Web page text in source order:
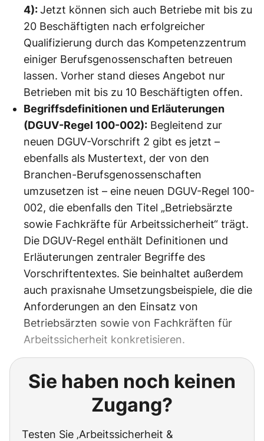
4):Jetzt können sich auch Betriebe mit bis zu
20 Beschäftigten nach erfolgreicher
Qualifizierung durch das Kompetenzzentrum
einiger Berufsgenossenschaften betreuen
lassen. Vorher stand dieses Angebot nur
Betrieben mit bis zu 10 Beschäftigten offen.
Begriffsdefinitionen und Erläuterungen
(DGUV-Regel ­100-002): Begleitend zur
neuen DGUV-Vorschrift 2 gibt es jetzt –
ebenfalls als Mustertext, der von den
Branchen-Berufsgenossenschaften
umzusetzen ist – eine neuen DGUV-Regel ­100-
002, die ebenfalls den Titel „Betriebsärzte
sowie Fachkräfte für Arbeitssicherheit“ trägt.
Die DGUV-Regel enthält Definitionen und
Erläuterungen zentraler Begriffe des
Vorschriftentextes. Sie beinhaltet außerdem
auch praxisnahe Umsetzungsbeispiele, die die
Anforderungen an den Einsatz von
Betriebsärzten sowie von Fachkräften für
Arbeitssicherheit konkretisieren.
Sie haben noch keinen
Zugang?
Testen Sie ‚Arbeitssicherheit &